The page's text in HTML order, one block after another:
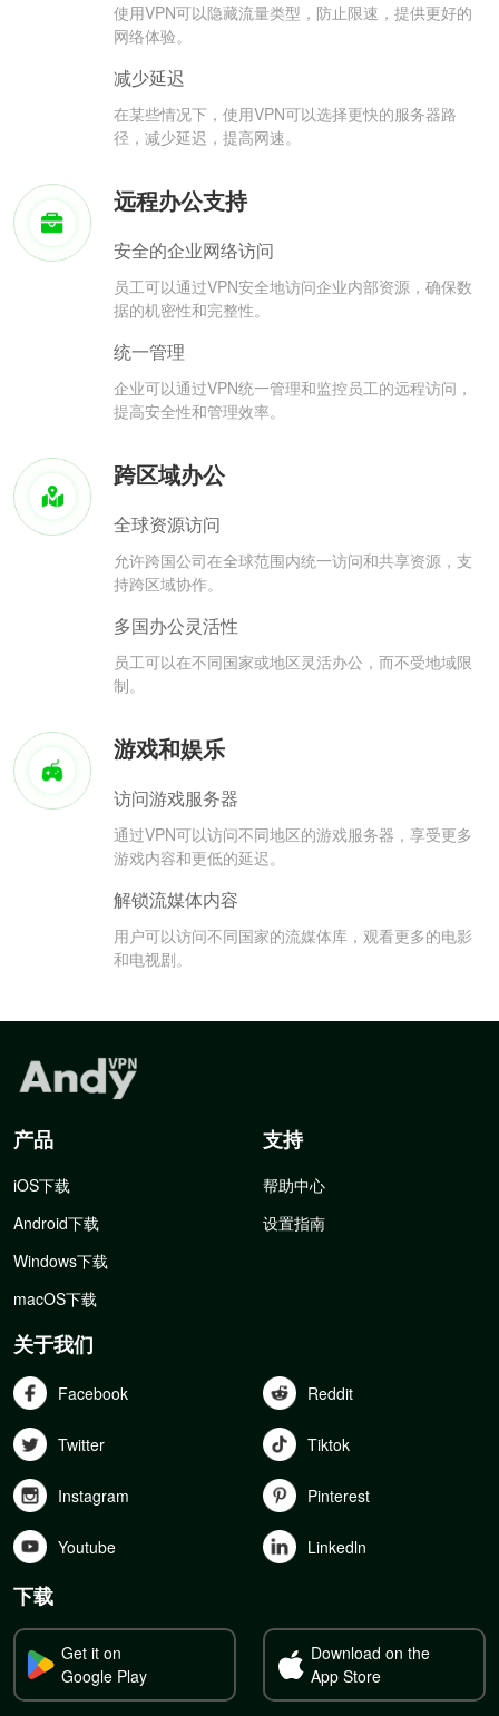
使用VPN可以隐藏流量类型，防止限速，提供更好的
网络体验。
减少延迟
在某些情况下，使用VPN可以选择更快的服务器路
径，减少延迟，提高网速。
远程办公支持
安全的企业网络访问
员工可以通过VPN安全地访问企业内部资源，确保数
据的机密性和完整性。
统一管理
企业可以通过VPN统一管理和监控员工的远程访问，
提高安全性和管理效率。
跨区域办公
全球资源访问
允许跨国公司在全球范围内统一访问和共享资源，支
持跨区域协作。
多国办公灵活性
员工可以在不同国家或地区灵活办公，而不受地域限
制。
游戏和娱乐
访问游戏服务器
通过VPN可以访问不同地区的游戏服务器，享受更多
游戏内容和更低的延迟。
解锁流媒体内容
用户可以访问不同国家的流媒体库，观看更多的电影
和电视剧。
产品
iOS下载
Android下载
Windows下载
macOS下载
支持
帮助中心
设置指南
关于我们
Facebook Reddit
Twitter Tiktok
Instagram Pinterest
Youtube Linkedln
下载
Get it on
Google Play
Download on the
App Store